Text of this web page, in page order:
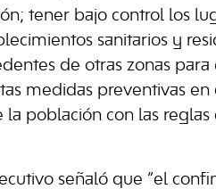
tener bajo control los
sanitarios y
de otras zonas para
medidas preventivas
población con las
señaló que “el